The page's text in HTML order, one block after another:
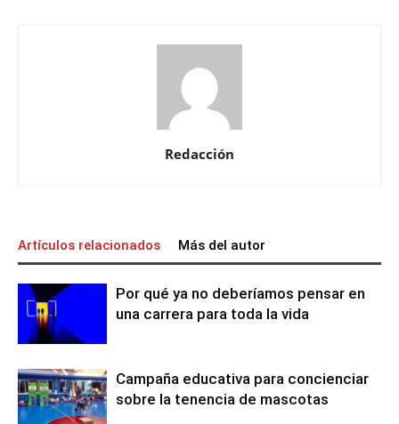
Redacción
Artículos relacionados Más del autor
Por qué ya no deberíamos pensar en
una carrera para toda la vida
Campaña educativa para concienciar
sobre la tenencia de mascotas